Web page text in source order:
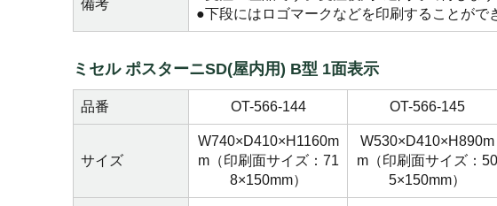
備考
●下段にはロゴマークなどを印刷することがで
ミセル ポスターニSD(屋内用) B型 1面表示
品番 OT-566-144 OT-566-145
サイズ
W740×D410×H1160m
m（印刷面サイズ：71
8×150mm）
W530×D410×H890m
m（印刷面サイズ：50
5×150mm）